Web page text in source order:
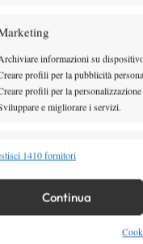
informazioni su
profili per la pubblicità
profili per la
e migliorare i servizi.
Funzionalità
Identificare i dispositivi in base alle
Garantire la sicurezza,
1410 fornitori
Continua
storia del tennis
Camillo e
da
anche dalla
circolo, la
inizio a quel
decenni successivi
strutture
l’operazione di